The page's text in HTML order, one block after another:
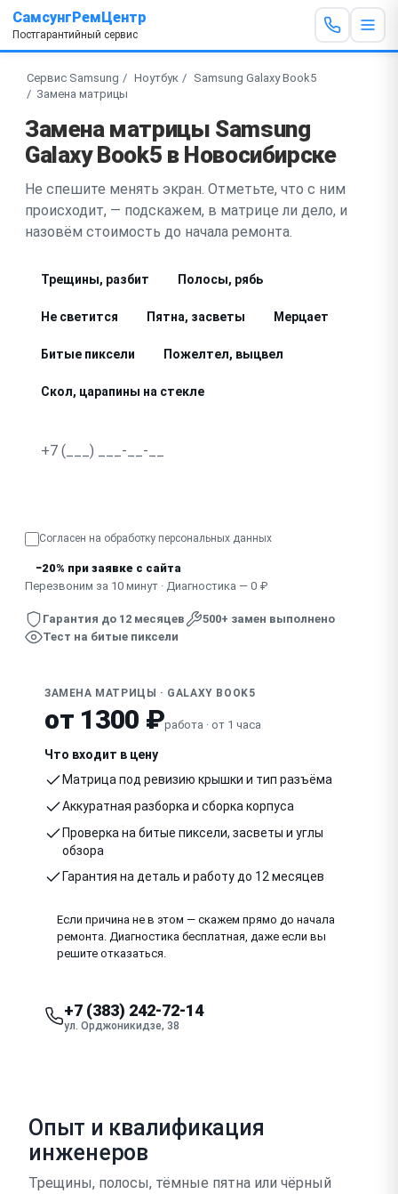
СамсунгРемЦентр
Постгарантийный сервис
Сервис Samsung Ноутбук
Samsung Galaxy Book5
Замена матрицы
Замена матрицы Samsung
Galaxy Book5 в Новосибирске
Не спешите менять экран. Отметьте, что с ним
происходит, — подскажем, в матрице ли дело, и
назовём стоимость до начала ремонта.
Трещины, разбит Полосы, рябь
Не светится Пятна, засветы Мерцает
Битые пиксели Пожелтел, выцвел
Скол, царапины на стекле
Погас после удара, падения
Согласен на обработку персональных данных
−20% при заявке с сайта
Перезвоним за 10 минут · Диагностика — 0 ₽
Гарантия до 12 месяцев
500+ замен выполнено
Тест на битые пиксели
ЗАМЕНА МАТРИЦЫ · GALAXY BOOK5
от 1300 ₽работа · от 1 часа
Что входит в цену
Матрица под ревизию крышки и тип разъёма
Аккуратная разборка и сборка корпуса
Проверка на битые пиксели, засветы и углы
обзора
Гарантия на деталь и работу до 12 месяцев
Если причина не в этом — скажем прямо до начала
ремонта. Диагностика бесплатная, даже если вы
решите отказаться.
+7 (383) 242-72-14
ул. Орджоникидзе, 38
Опыт и квалификация
инженеров
Трещины, полосы, тёмные пятна или чёрный